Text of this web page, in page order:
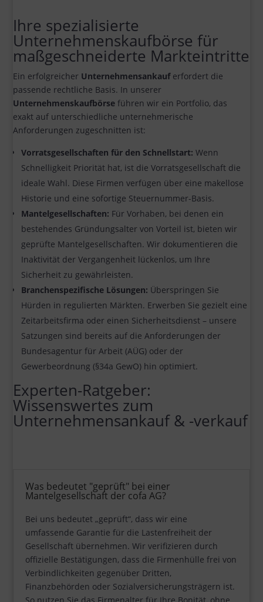
Ihre spezialisierte
Unternehmenskaufbörse für
maßgeschneiderte Markteintritte
Ein erfolgreicher Unternehmensankauferfordert die
passende rechtliche Basis. In unserer
Unternehmenskaufbörse führen wir ein Portfolio, das
exakt auf unterschiedliche unternehmerische
Anforderungen zugeschnitten ist:
Vorratsgesellschaften für den Schnellstart: Wenn
Schnelligkeit Priorität hat, ist die Vorratsgesellschaft die
ideale Wahl. Diese Firmen verfügen über eine makellose
Historie und eine sofortige Steuernummer-Basis.
Mantelgesellschaften: Für Vorhaben, bei denen ein
bestehendes Gründungsalter von Vorteil ist, bieten wir
geprüfte Mantelgesellschaften. Wir dokumentieren die
Inaktivität der Vergangenheit lückenlos, um Ihre
Sicherheit zu gewährleisten.
Branchenspezifische Lösungen: Überspringen Sie
Hürden in regulierten Märkten. Erwerben Sie gezielt eine
Zeitarbeitsfirma oder einen Sicherheitsdienst – unsere
Satzungen sind bereits auf die Anforderungen der
Bundesagentur für Arbeit (AÜG) oder der
Gewerbeordnung (§34a GewO) hin optimiert.
Experten-Ratgeber:
Wissenswertes zum
Unternehmensankauf & -verkauf
Was bedeutet "geprüft" bei einer
Mantelgesellschaft der cofa AG?
Bei uns bedeutet „geprüft“, dass wir eine
umfassende Garantie für die Lastenfreiheit der
Gesellschaft übernehmen. Wir verifizieren durch
offizielle Bestätigungen, dass die Firmenhülle frei von
Verbindlichkeiten gegenüber Dritten,
Finanzbehörden oder Sozialversicherungsträgern ist.